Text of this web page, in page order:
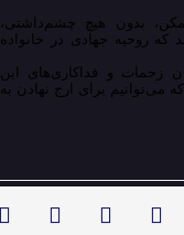
بدون هیچ چشم‌داشتی،
که روحیه جهادی در خانواده
زحمات و فداکاری‌های این
برای ارج نهادن به